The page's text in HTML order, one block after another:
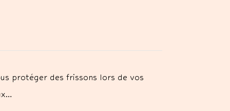
protéger des frissons lors de vos